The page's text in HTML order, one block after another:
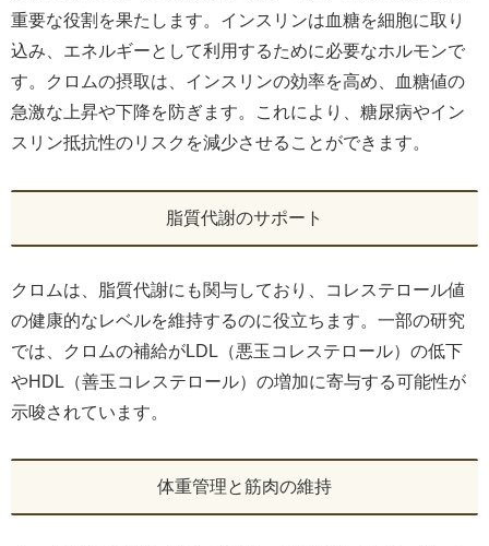
重要な役割を果たします。インスリンは血糖を細胞に取り
込み、エネルギーとして利用するために必要なホルモンで
す。クロムの摂取は、インスリンの効率を高め、血糖値の
急激な上昇や下降を防ぎます。これにより、糖尿病やイン
スリン抵抗性のリスクを減少させることができます。
脂質代謝のサポート
クロムは、脂質代謝にも関与しており、コレステロール値
の健康的なレベルを維持するのに役立ちます。一部の研究
では、クロムの補給がLDL（悪玉コレステロール）の低下
やHDL（善玉コレステロール）の増加に寄与する可能性が
示唆されています。
体重管理と筋肉の維持